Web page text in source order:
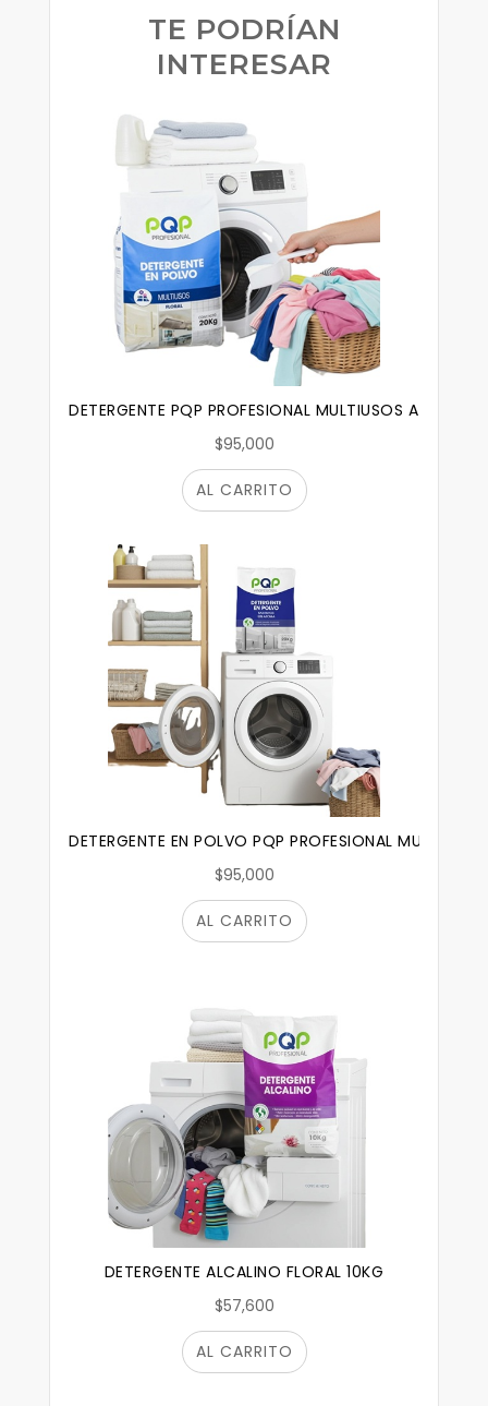
TE PODRÍAN
INTERESAR
DETERGENTE PQP PROFESIONAL MULTIUSOS AZ
$95,000
AL CARRITO
DETERGENTE EN POLVO PQP PROFESIONAL
$95,000
AL CARRITO
DETERGENTE ALCALINO FLORAL 10KG
$57,600
AL CARRITO